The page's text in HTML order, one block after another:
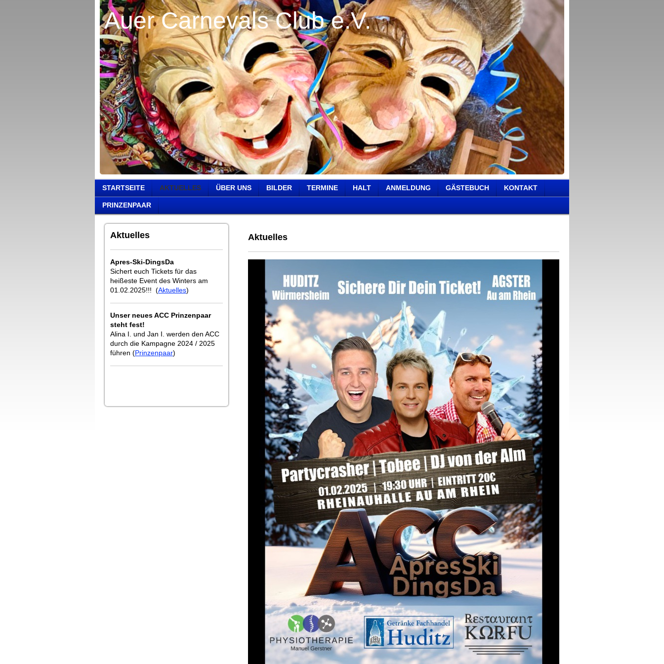
Auer Carnevals Club e.V.
STARTSEITE AKTUELLES ÜBER UNS BILDER TERMINE HALT ANMELDUNG GÄSTEBUCH KONTAKT
PRINZENPAAR
Aktuelles
Apres-Ski-DingsDa
Sichert euch Tickets für das
heißeste Event des Winters am
01.02.2025!!! (Aktuelles)
Unser neues ACC Prinzenpaar
steht fest!
Alina I. und Jan I. werden den ACC
durch die Kampagne 2024 / 2025
führen (Prinzenpaar)
Aktuelles